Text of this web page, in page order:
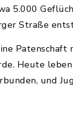
5.000
Straße
Heute
und